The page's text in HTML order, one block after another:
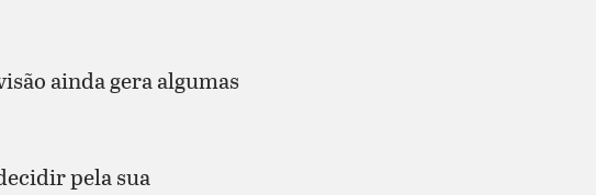
ainda gera algumas
pela sua